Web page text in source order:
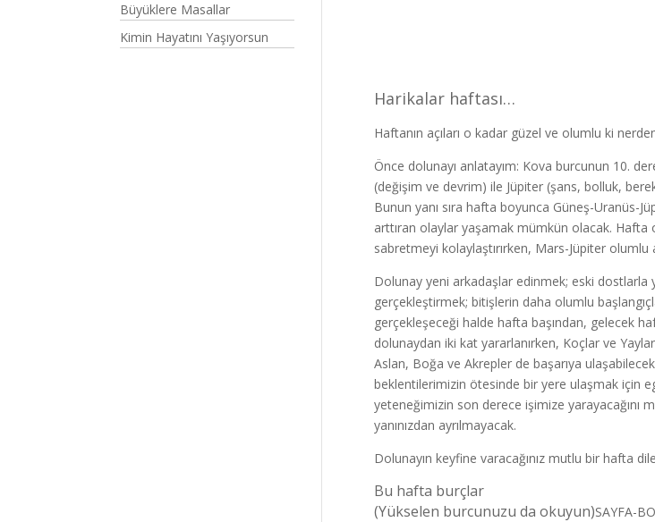
Harikalar haftası…
Haftanın açıları o kadar güzel ve olumlu ki
Önce dolunayı anlatayım: Kova burcunun 10.
(değişim ve devrim) ile Jüpiter (şans, bolluk,
Bunun yanı sıra hafta boyunca Güneş-Uranüs-
arttıran olaylar yaşamak mümkün olacak. Hafta
sabretmeyi kolaylaştırırken, Mars-Jüpiter olumlu
Dolunay yeni arkadaşlar edinmek; eski dostlarla
gerçekleştirmek; bitişlerin daha olumlu
gerçekleşeceği halde hafta başından, gelecek
dolunaydan iki kat yararlanırken, Koçlar ve
Aslan, Boğa ve Akrepler de başarıya
beklentilerimizin ötesinde bir yere ulaşmak için
yeteneğimizin son derece işimize yarayacağını
yanınızdan ayrılmayacak.
Dolunayın keyfine varacağınız mutlu bir hafta
Bu hafta burçlar
(Yükselen burcunuzu da okuyun)SAYFA-
Büyüklere Masallar
Kimin Hayatını Yaşıyorsun